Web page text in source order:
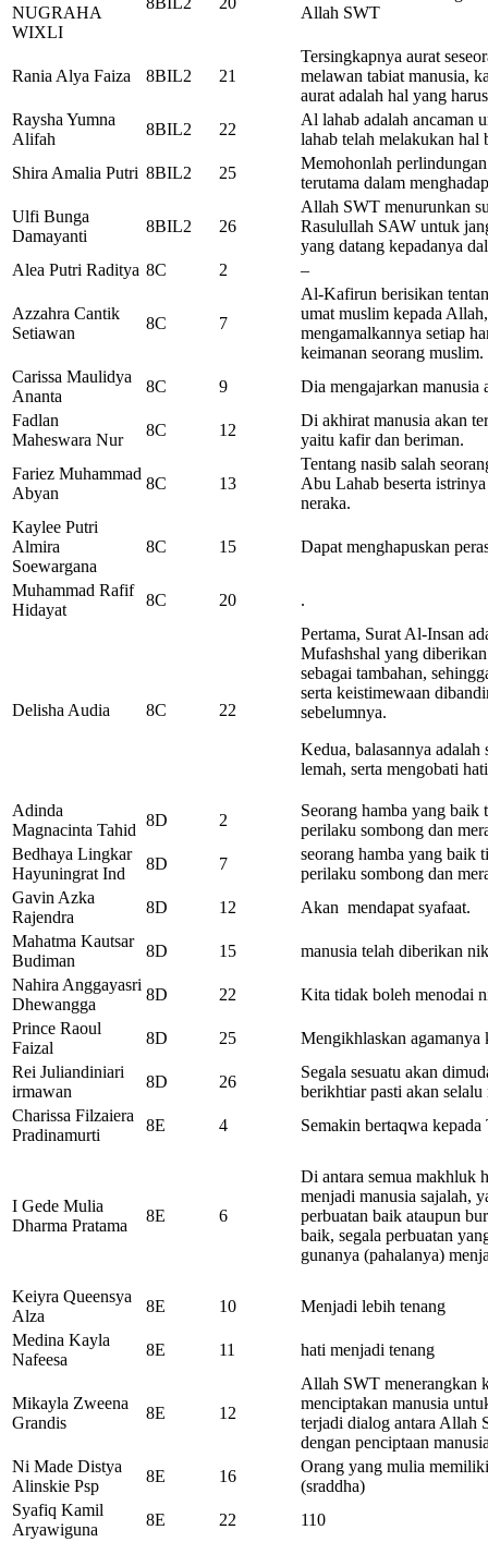
NUGRAHA
WIXLI
Allah SWT
Rania Alya Faiza 8BIL2 21
Tersingkapnya aurat
melawan tabiat manusia,
aurat adalah hal yang
Raysha Yumna
Alifah
8BIL2 22
Al lahab adalah ancaman
lahab telah melakukan hal
Shira Amalia Putri 8BIL2 25
Memohonlah
terutama dalam
Ulfi Bunga
Damayanti
8BIL2 26
Allah SWT menurunkan
Rasulullah SAW untuk
yang datang kepadanya
Alea Putri Raditya 8C 2 –
Azzahra Cantik
Setiawan
8C 7
Al-Kafirun berisikan
umat muslim kepada
mengamalkannya setiap
keimanan seorang muslim.
Carissa Maulidya
Ananta
8C 9
Dia mengajarkan manusia
Fadlan
Maheswara Nur
8C 12
Di akhirat manusia akan
yaitu kafir dan beriman.
Fariez Muhammad
Abyan
8C 13
Tentang nasib salah
Abu Lahab beserta
neraka.
Kaylee Putri
Almira
Soewargana
8C 15 Dapat menghapuskan
Muhammad Rafif
Hidayat
8C 20 .
Delisha Audia 8C 22
Pertama, Surat Al-Insan
Mufashshal yang
sebagai tambahan,
serta keistimewaan
sebelumnya.
Kedua, balasannya
lemah, serta mengobati
Adinda
Magnacinta Tahid
8D 2
Seorang hamba yang
perilaku sombong dan
Bedhaya Lingkar
Hayuningrat Ind
8D 7
seorang hamba yang baik
perilaku sombong dan
Gavin Azka
Rajendra
8D 12
Akan mendapat syafaat.
Mahatma Kautsar
Budiman
8D 15
manusia telah diberikan
Nahira Anggayasri
Dhewangga
8D 22
Kita tidak boleh menodai
Prince Raoul
Faizal
8D 25
Mengikhlaskan agamanya
Rei Juliandiniari
irmawan
8D 26
Segala sesuatu akan
berikhtiar pasti akan selalu
Charissa Filzaiera
Pradinamurti
8E 4 Semakin bertaqwa
I Gede Mulia
Dharma Pratama
8E 6
Di antara semua makhluk
menjadi manusia sajalah,
perbuatan baik ataupun
baik, segala perbuatan
gunanya (pahalanya)
Keiyra Queensya
Alza
8E 10
Menjadi lebih tenang
Medina Kayla
Nafeesa
8E 11 hati menjadi tenang
Mikayla Zweena
Grandis
8E 12
Allah SWT menerangkan
menciptakan manusia
terjadi dialog antara Allah
dengan penciptaan
Ni Made Distya
Alinskie Psp
8E 16
Orang yang mulia
(sraddha)
Syafiq Kamil
Aryawiguna
8E 22 110